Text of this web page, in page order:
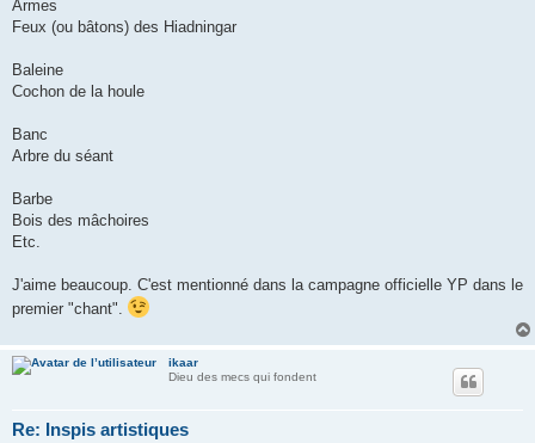
Armes
Feux (ou bâtons) des Hiadningar
Baleine
Cochon de la houle
Banc
Arbre du séant
Barbe
Bois des mâchoires
Etc.
J'aime beaucoup. C'est mentionné dans la campagne officielle YP dans le
premier "chant".
ikaar
Dieu des mecs qui fondent
Re: Inspis artistiques